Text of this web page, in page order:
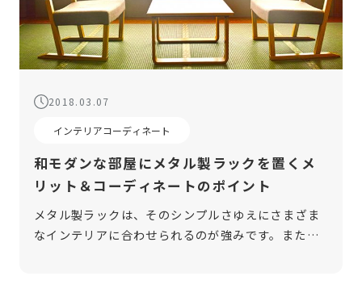
2018.03.07
インテリアコーディネート
和モダンな部屋にメタル製ラックを置くメ
リット＆コーディネートのポイント
メタル製ラックは、そのシンプルさゆえにさまざま
なインテリアに合わせられるのが強みです。また、